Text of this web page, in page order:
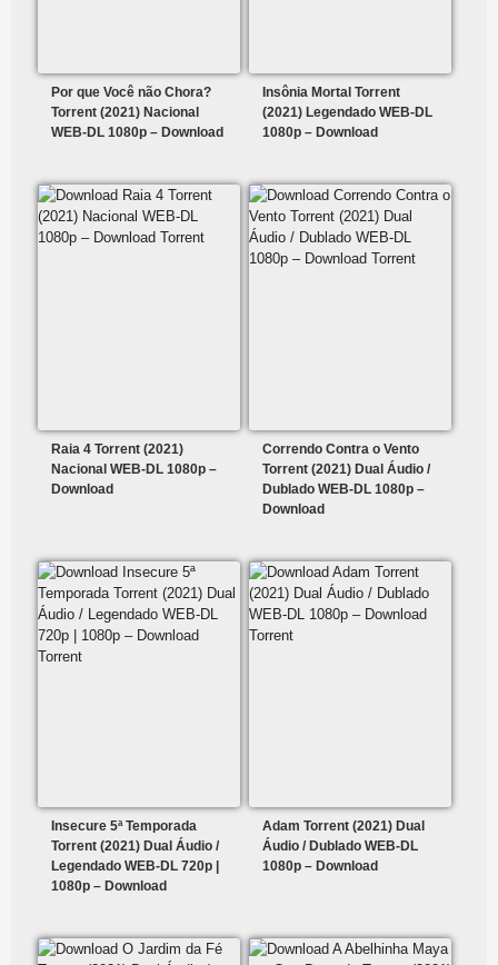
Por que Você não Chora?
Torrent (2021) Nacional
WEB-DL 1080p – Download
Insônia Mortal Torrent
(2021) Legendado WEB-DL
1080p – Download
Raia 4 Torrent (2021)
Nacional WEB-DL 1080p –
Download
Correndo Contra o Vento
Torrent (2021) Dual Áudio /
Dublado WEB-DL 1080p –
Download
Insecure 5ª Temporada
Torrent (2021) Dual Áudio /
Legendado WEB-DL 720p |
1080p – Download
Adam Torrent (2021) Dual
Áudio / Dublado WEB-DL
1080p – Download